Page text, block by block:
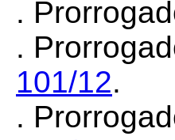
.
.
101/12.
.